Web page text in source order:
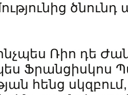
Ռիո դե
Ֆրանցիսկոս
հենց